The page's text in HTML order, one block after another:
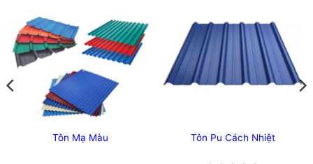
Tôn Mạ Màu Tôn Pu Cách Nhiệt